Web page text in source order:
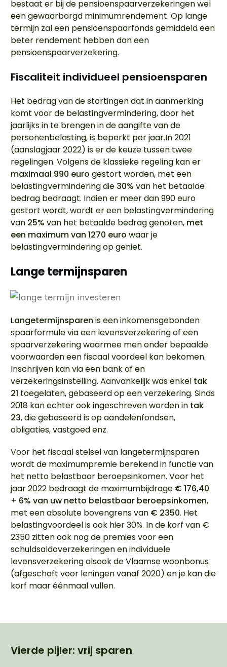
bestaat er bij de pensioenspaarverzekeringen wel
een gewaarborgd minimumrendement. Op lange
termijn zal een pensioenspaarfonds gemiddeld een
beter rendement hebben dan een
pensioenspaarverzekering.
Fiscaliteit individueel pensioensparen
Het bedrag van de stortingen dat in aanmerking
komt voor de belastingvermindering, door het
jaarlijks in te brengen in de aangifte van de
personenbelasting, is beperkt per jaar.In 2021
(aanslagjaar 2022) is er de keuze tussen twee
regelingen. Volgens de klassieke regeling kan er
maximaal 990 euro gestort worden, met een
belastingvermindering die 30% van het betaalde
bedrag bedraagt. Indien er meer dan 990 euro
gestort wordt, wordt er een belastingvermindering
van 25% van het betaalde bedrag genoten, met
een maximum van 1270 euro waar je
belastingvermindering op geniet.
Lange termijnsparen
Langetermijnsparen is een inkomensgebonden
spaarformule via een levensverzekering of een
spaarverzekering waarmee men onder bepaalde
voorwaarden een fiscaal voordeel kan bekomen.
Inschrijven kan via een bank of en
verzekeringsinstelling. Aanvankelijk was enkel tak
21 toegelaten, gebaseerd op een verzekering. Sinds
2018 kan echter ook ingeschreven worden in tak
23, die gebaseerd is op aandelenfondsen,
obligaties, vastgoed enz.
Voor het fiscaal stelsel van langetermijnsparen
wordt de maximumpremie berekend in functie van
het netto belastbaar beroepsinkomen. Voor het
jaar 2022 bedraagt de maximumbijdrage € 176,40
+ 6% van uw netto belastbaar beroepsinkomen,
met een absolute bovengrens van € 2350. Het
belastingvoordeel is ook hier 30%. In de korf van €
2350 zitten ook nog de premies voor een
schuldsaldoverzekeringen en individuele
levensverzekering alsook de Vlaamse woonbonus
(afgeschaft voor leningen vanaf 2020) en je kan die
korf maar éénmaal vullen.
Vierde pijler: vrij sparen